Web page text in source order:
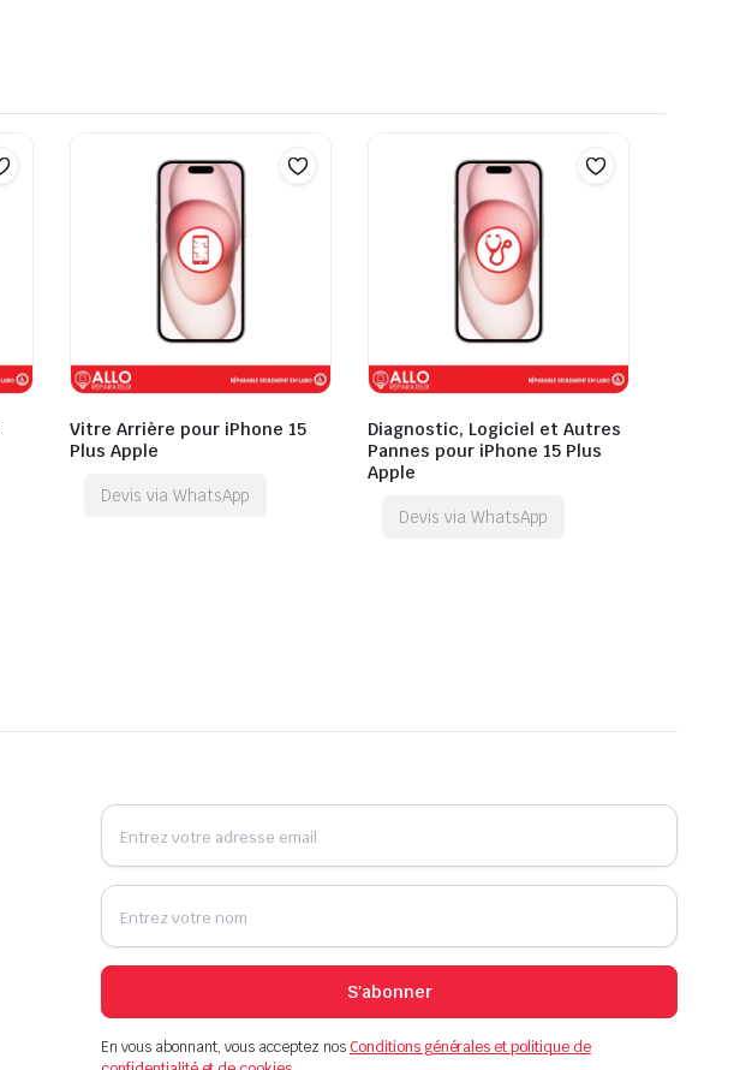
Vitre Arrière pour iPhone 15
Plus Apple
Devis via WhatsApp
Diagnostic, Logiciel et Autres
Pannes pour iPhone 15 Plus
Apple
Devis via WhatsApp
S'abonner
En vous abonnant, vous acceptez nosConditions générales et politique de